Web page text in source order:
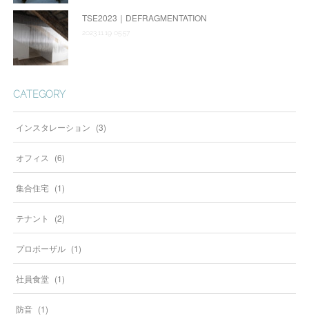
TSE2023｜DEFRAGMENTATION
2023.11.19 05:57
CATEGORY
インスタレーション (3)
オフィス (6)
集合住宅 (1)
テナント (2)
プロポーザル (1)
社員食堂 (1)
防音 (1)